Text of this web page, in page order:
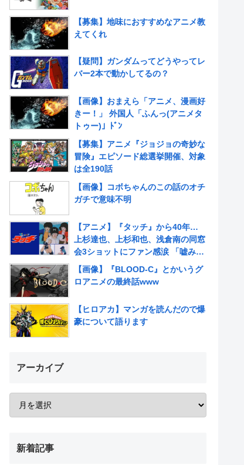
【募集】地味におすすめなアニメ教
えてくれ
【疑問】ガンダムってどうやってレ
バー2本で動かしてるの？
【画像】おまえら「アニメ、漫画好
きー！」 外国人「ふんっ(アニメタ
トゥー)」ﾄﾞﾝ
【募集】アニメ『ジョジョの奇妙な
冒険』エピソード総選挙開催、対象
は全190話
【画像】コボちゃんのこの話のオチ
ガチで意味不明
【アニメ】『タッチ』から40年…
上杉達也、上杉和也、浅倉南の同窓
会3ショットにファン感涙 「嘘みた
いだろ…また三人揃ってるんだぜ」
【画像】『BLOOD-C』とかいうグ
ロアニメの最終話www
【ヒロアカ】マンガを読んだので爆
豪について語ります
アーカイブ
新着記事